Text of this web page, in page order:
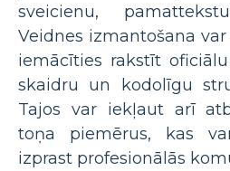
sveicienu,
Veidnes izmantošana
iemācīties rakstīt
skaidru un kodolīgu
Tajos var iekļaut arī
toņa piemērus, kas
izprast profesionālās